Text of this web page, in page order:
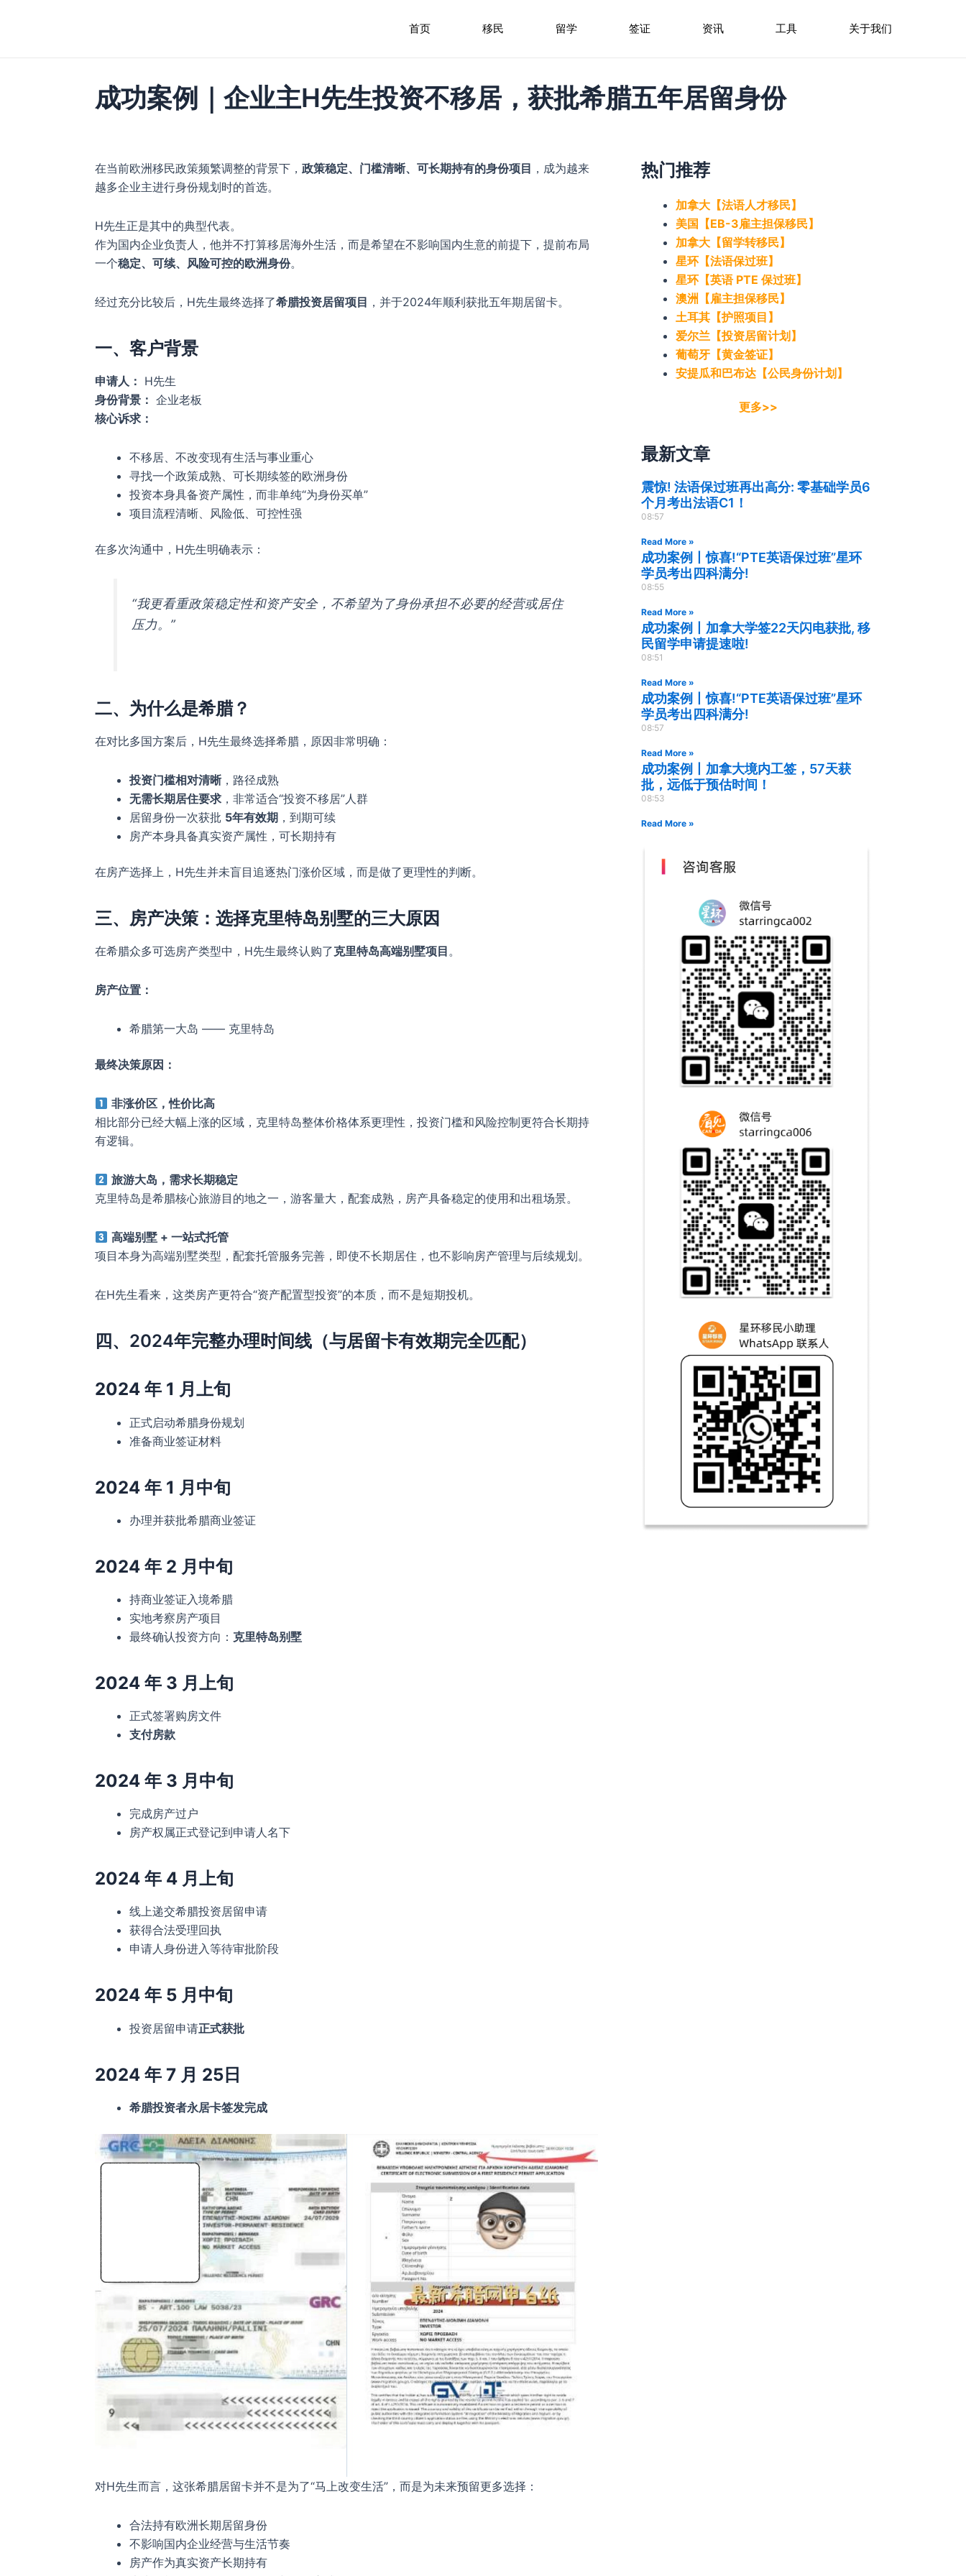
首页 移民 留学 签证 资讯 工具 关于我们
成功案例｜企业主H先生投资不移居，获批希腊五年居留身份
在当前欧洲移民政策频繁调整的背景下， 政策稳定、门槛清晰、可长期持有的身份项目 ，成为越来
越多企业主进行身份规划时的首选。
H先生正是其中的典型代表。
作为国内企业负责人，他并不打算移居海外生活，而是希望在不影响国内生意的前提下，提前布局
一个稳定、可续、风险可控的欧洲身份。
经过充分比较后，H先生最终选择了希腊投资居留项目 ，并于2024年顺利获批五年期居留卡。
一、客户背景
申请人： H先生
身份背景： 企业老板
核心诉求：
不移居、不改变现有生活与事业重心
寻找一个政策成熟、可长期续签的欧洲身份
投资本身具备资产属性，而非单纯“为身份买单”
项目流程清晰、风险低、可控性强
在多次沟通中，H先生明确表示：
“我更看重政策稳定性和资产安全，不希望为了身份承担不必要的经营或居住
压力。”
二、为什么是希腊？
在对比多国方案后，H先生最终选择希腊，原因非常明确：
投资门槛相对清晰，路径成熟
无需长期居住要求 ，非常适合“投资不移居”人群
居留身份一次获批 5年有效期 ，到期可续
房产本身具备真实资产属性，可长期持有
在房产选择上，H先生并未盲目追逐热门涨价区域，而是做了更理性的判断。
三、房产决策：选择克里特岛别墅的三大原因
在希腊众多可选房产类型中，H先生最终认购了克里特岛高端别墅项目。
房产位置：
希腊第一大岛 —— 克里特岛
最终决策原因：
非涨价区，性价比高
相比部分已经大幅上涨的区域，克里特岛整体价格体系更理性，投资门槛和风险控制更符合长期持
有逻辑。
旅游大岛，需求长期稳定
克里特岛是希腊核心旅游目的地之一，游客量大，配套成熟，房产具备稳定的使用和出租场景。
高端别墅 + 一站式托管
项目本身为高端别墅类型，配套托管服务完善，即使不长期居住，也不影响房产管理与后续规划。
在H先生看来，这类房产更符合“资产配置型投资”的本质，而不是短期投机。
四、2024年完整办理时间线（与居留卡有效期完全匹配）
2024 年 1 月上旬
正式启动希腊身份规划
准备商业签证材料
2024 年 1 月中旬
办理并获批希腊商业签证
2024 年 2 月中旬
持商业签证入境希腊
实地考察房产项目
最终确认投资方向： 克里特岛别墅
2024 年 3 月上旬
正式签署购房文件
支付房款
2024 年 3 月中旬
完成房产过户
房产权属正式登记到申请人名下
2024 年 4 月上旬
线上递交希腊投资居留申请
获得合法受理回执
申请人身份进入等待审批阶段
2024 年 5 月中旬
投资居留申请正式获批
2024 年 7 月 25日
希腊投资者永居卡签发完成
对H先生而言，这张希腊居留卡并不是为了“马上改变生活”，而是为未来预留更多选择：
合法持有欧洲长期居留身份
不影响国内企业经营与生活节奏
房产作为真实资产长期持有
热门推荐
加拿大【法语人才移民】
美国【EB-3雇主担保移民】
加拿大【留学转移民】
星环【法语保过班】
星环【英语 PTE 保过班】
澳洲【雇主担保移民】
土耳其【护照项目】
爱尔兰【投资居留计划】
葡萄牙【黄金签证】
安提瓜和巴布达【公民身份计划】
更多>>
最新文章
震惊! 法语保过班再出高分: 零基础学员6
个月考出法语C1！
08:57
Read More »
成功案例丨惊喜!“PTE英语保过班”星环
学员考出四科满分!
08:55
Read More »
成功案例丨加拿大学签22天闪电获批, 移
民留学申请提速啦!
08:51
Read More »
成功案例丨惊喜!“PTE英语保过班”星环
学员考出四科满分!
08:57
Read More »
成功案例丨加拿大境内工签，57天获
批，远低于预估时间！
08:53
Read More »